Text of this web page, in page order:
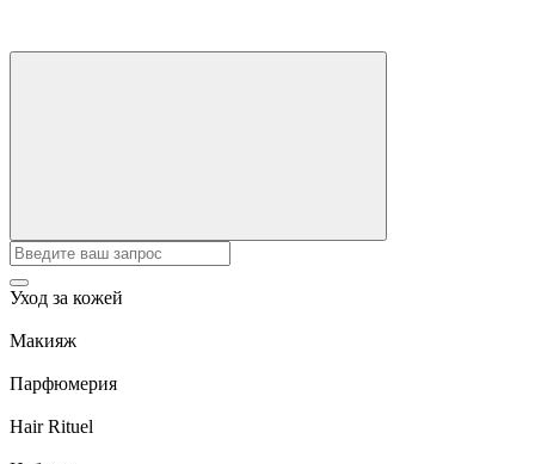
Уход за кожей
Макияж
Парфюмерия
Hair Rituel